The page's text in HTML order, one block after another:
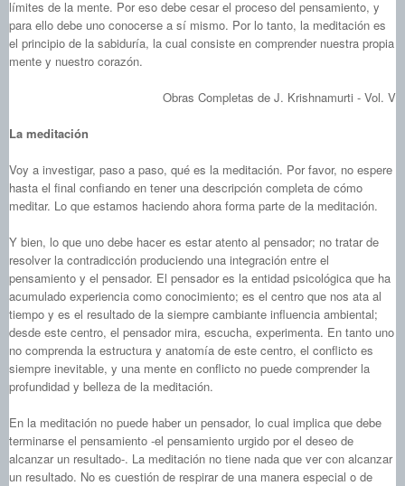
límites de la mente. Por eso debe cesar el proceso del pensamiento, y
para ello debe uno conocerse a sí mismo. Por lo tanto, la meditación es
el principio de la sabiduría, la cual consiste en comprender nuestra propia
mente y nuestro corazón.
Obras Completas de J. Krishnamurti - Vol. V
La meditación
Voy a investigar, paso a paso, qué es la meditación. Por favor, no espere
hasta el final confiando en tener una descripción completa de cómo
meditar. Lo que estamos haciendo ahora forma parte de la meditación.
Y bien, lo que uno debe hacer es estar atento al pensador; no tratar de
resolver la contradicción produciendo una integración entre el
pensamiento y el pensador. El pensador es la entidad psicológica que ha
acumulado experiencia como conocimiento; es el centro que nos ata al
tiempo y es el resultado de la siempre cambiante influencia ambiental;
desde este centro, el pensador mira, escucha, experimenta. En tanto uno
no comprenda la estructura y anatomía de este centro, el conflicto es
siempre inevitable, y una mente en conflicto no puede comprender la
profundidad y belleza de la meditación.
En la meditación no puede haber un pensador, lo cual implica que debe
terminarse el pensamiento ‑el pensamiento urgido por el deseo de
alcanzar un resultado-. La meditación no tiene nada que ver con alcanzar
un resultado. No es cuestión de respirar de una manera especial o de